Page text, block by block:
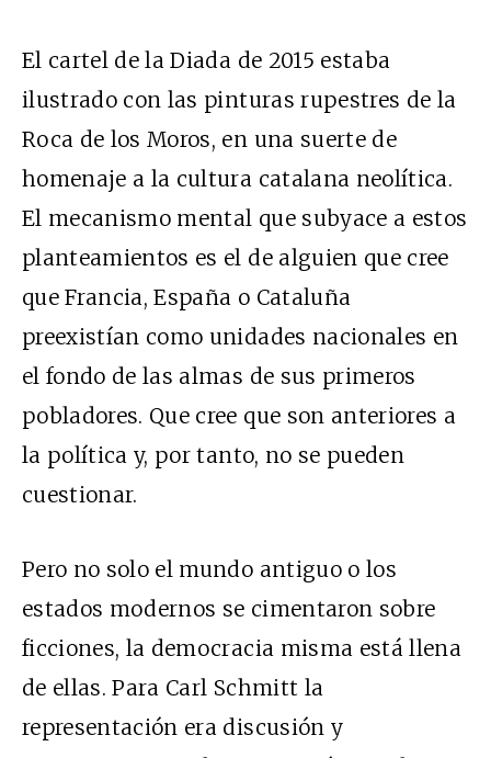
El cartel de la Diada de 2015 estaba
ilustrado con las pinturas rupestres de la
Roca de los Moros, en una suerte de
homenaje a la cultura catalana neolítica.
El mecanismo mental que subyace a estos
planteamientos es el de alguien que cree
que Francia, España o Cataluña
preexistían como unidades nacionales en
el fondo de las almas de sus primeros
pobladores. Que cree que son anteriores a
la política y, por tanto, no se pueden
cuestionar.
Pero no solo el mundo antiguo o los
estados modernos se cimentaron sobre
ficciones, la democracia misma está llena
de ellas. Para Carl Schmitt la
representación era discusión y